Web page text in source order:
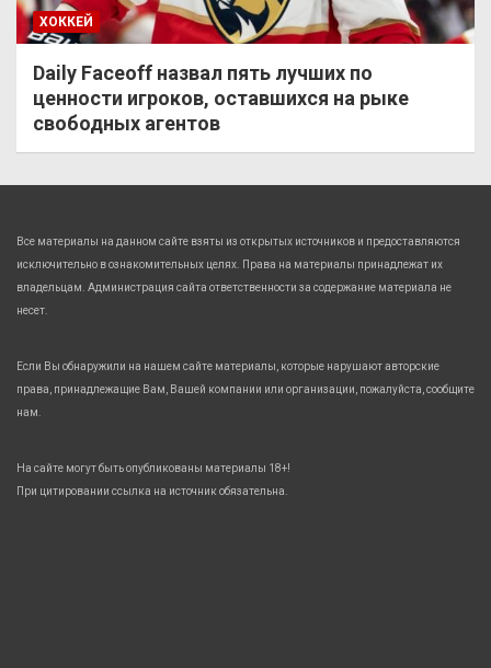
ХОККЕЙ
Daily Faceoff назвал пять лучших по
ценности игроков, оставшихся на рыке
свободных агентов
Все материалы на данном сайте взяты из открытых источников и предоставляются
исключительно в ознакомительных целях. Права на материалы принадлежат их
владельцам. Администрация сайта ответственности за содержание материала не
несет.
Если Вы обнаружили на нашем сайте материалы, которые нарушают авторские
права, принадлежащие Вам, Вашей компании или организации, пожалуйста, сообщите
нам.
На сайте могут быть опубликованы материалы 18+!
При цитировании ссылка на источник обязательна.